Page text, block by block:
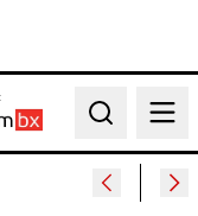
Search